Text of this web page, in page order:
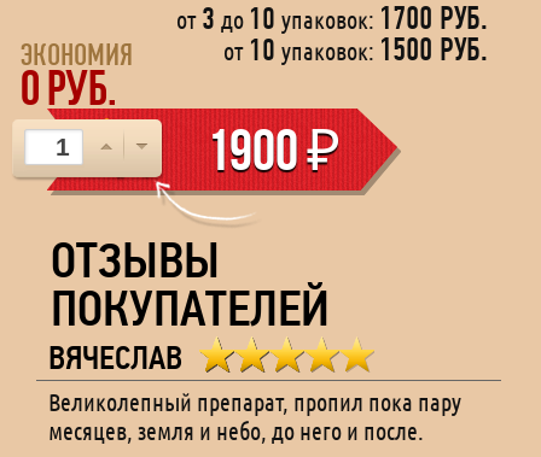
Уникальный препарат из Канады для мужского
здоровья. Достигнутое растяжение Corpora
Cavernosa сохранится, и ваш половой орган будет
продолжать наполняться кровью в большем
объеме. Поэтому размер эрекции останется
постоянным.
от 3 до 10 упаковок: 1700 РУБ.
от 10 упаковок: 1500 РУБ.
ЭКОНОМИЯ
0РУБ.
1900₽
ОТЗЫВЫ
ПОКУПАТЕЛЕЙ
ВЯЧЕСЛАВ
Великолепный препарат, пропил пока пару
месяцев, земля и небо, до него и после.